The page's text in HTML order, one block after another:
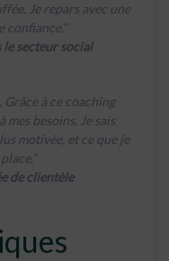
Je repars avec une
le secteur social
Grâce à ce coaching
besoins. Je sais
motivée, et ce que je
de clientèle